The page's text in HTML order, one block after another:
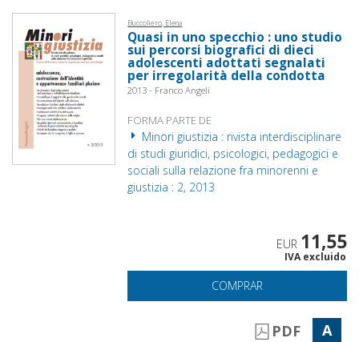
Buccoliero, Elena
Quasi in uno specchio : uno studio
sui percorsi biografici di dieci
adolescenti adottati segnalati
per irregolarità della condotta
2013 - Franco Angeli
FORMA PARTE DE
Minori giustizia : rivista interdisciplinare
di studi giuridici, psicologici, pedagogici e
sociali sulla relazione fra minorenni e
giustizia : 2, 2013
EUR 11,55
IVA excluido
COMPRAR
PDF A